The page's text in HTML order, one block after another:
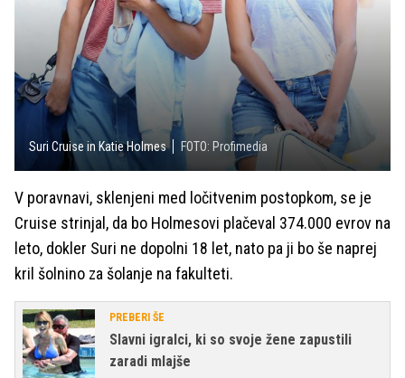
Suri Cruise in Katie Holmes FOTO: Profimedia
V poravnavi, sklenjeni med ločitvenim postopkom, se je
Cruise strinjal, da bo Holmesovi plačeval 374.000 evrov na
leto, dokler Suri ne dopolni 18 let, nato pa ji bo še naprej
kril šolnino za šolanje na fakulteti.
PREBERI ŠE
Slavni igralci, ki so svoje žene zapustili
zaradi mlajše